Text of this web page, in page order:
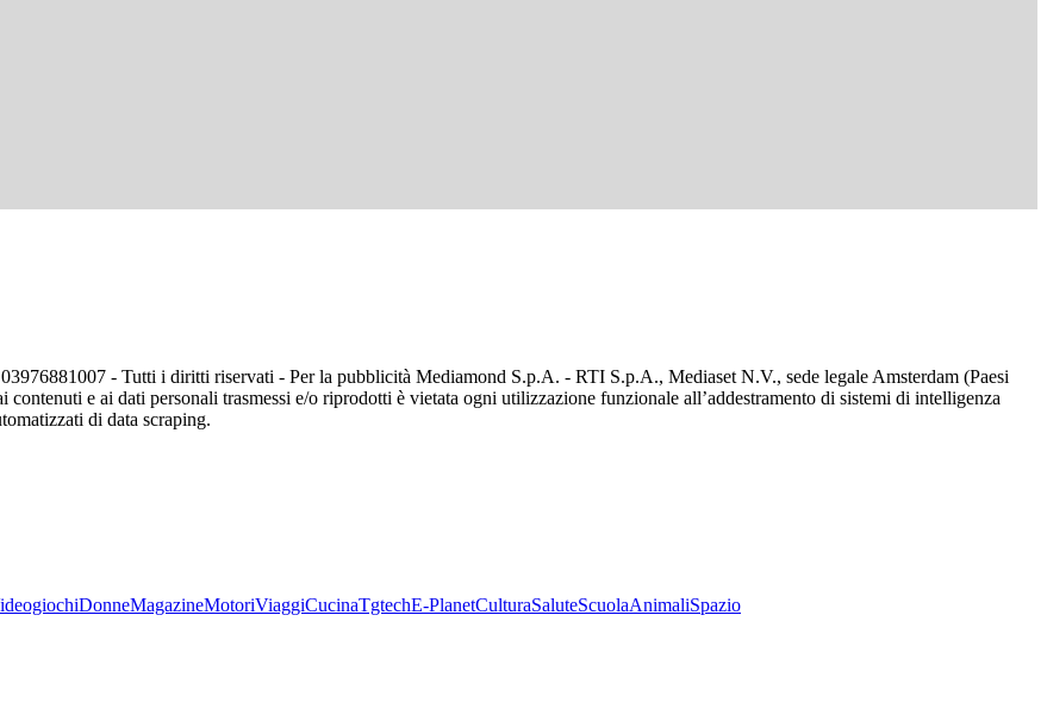
- Tutti i diritti riservati - Per la pubblicità Mediamond S.p.A. - RTI S.p.A., Mediaset N.V., sede legale Amsterdam (Paesi
contenuti e ai dati personali trasmessi e/o riprodotti è vietata ogni utilizzazione funzionale all’addestramento di sistemi di intelligenza
di data scraping.
DonneMagazineMotoriViaggiCucinaTgtechE-PlanetCulturaSaluteScuolaAnimaliSpazio